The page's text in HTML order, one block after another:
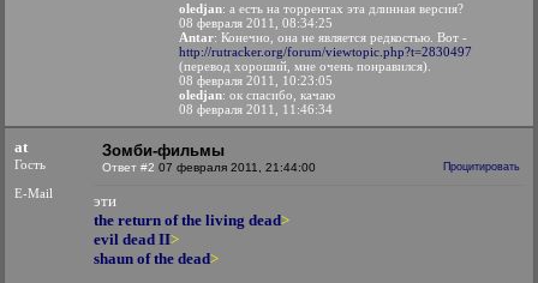
oledjan: а есть на торрентах эта длинная версия?
08 февраля 2011, 08:34:25
Antar: Конечно, она не является редкостью. Вот -
http://rutracker.org/forum/viewtopic.php?t=2830497
(перевод хороший, мне очень понравился).
08 февраля 2011, 10:23:05
oledjan: ок спасибо, качаю
08 февраля 2011, 11:46:34
at
Гость
E-Mail
Зомби-фильмы
Ответ #2 07 февраля 2011, 21:44:00 Процитировать
эти
the return of the living dead>
evil dead II>
shaun of the dead>